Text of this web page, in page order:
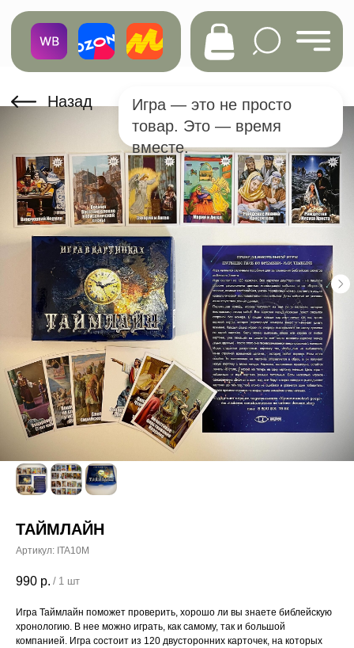
Назад
Игра — это не просто
вместе.
ТАЙМЛАЙН
Артикул: ITA10M
990 р. / 1 шт
Игра Таймлайн поможет проверить, хорошо ли вы знаете библейскую
хронологию. В нее можно играть, как самому, так и большой
компанией. Игра состоит из 120 двусторонних карточек, на которых